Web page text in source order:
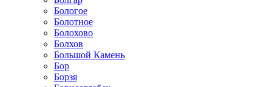
Бологое
Болотное
Болохово
Болхов
Большой Камень
Бор
Борзя